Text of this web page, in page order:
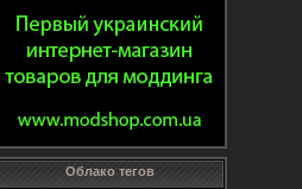
Облако тегов